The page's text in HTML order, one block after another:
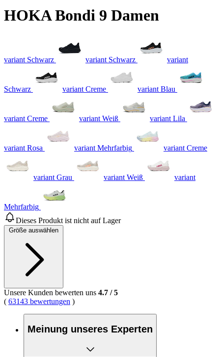
HOKA Bondi 9 Damen
variant Schwarz variant Schwarz variant
Schwarz variant Creme variant Blau
variant Creme variant Weiß variant Lila
variant Rosa variant Mehrfarbig variant Creme
variant Grau variant Weiß variant
Mehrfarbig
Dieses Produkt ist nicht auf Lager
Größe auswählen
Unsere Kunden bewerten uns 4.7 /5
( 63143 bewertungen )
Meinung unseres Experten